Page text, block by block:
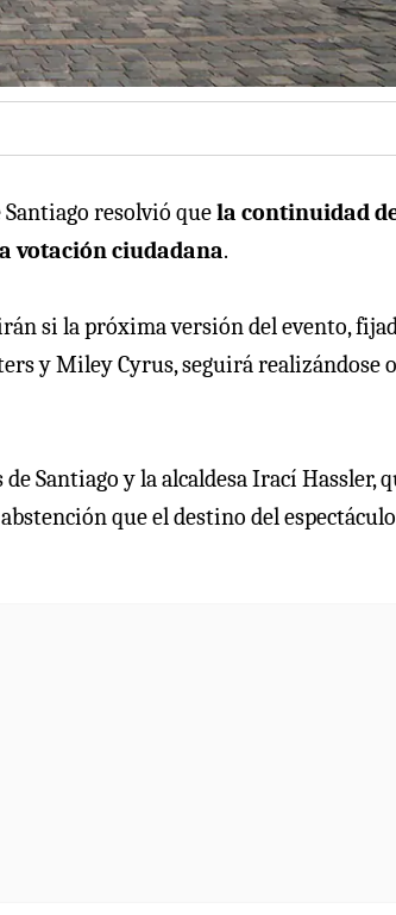
resolvió quela continuidad
votación ciudadana.
si la próxima versión del evento,
y Miley Cyrus, seguirá realizándose
Santiago y la alcaldesa Irací Hassler,
que el destino del